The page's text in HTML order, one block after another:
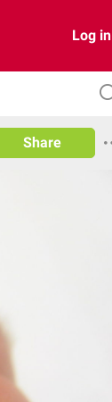
Log in
Share